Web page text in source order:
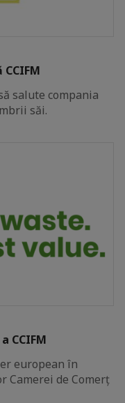
salute compania
săi.
CCIFM
european în
Camerei de Comerț